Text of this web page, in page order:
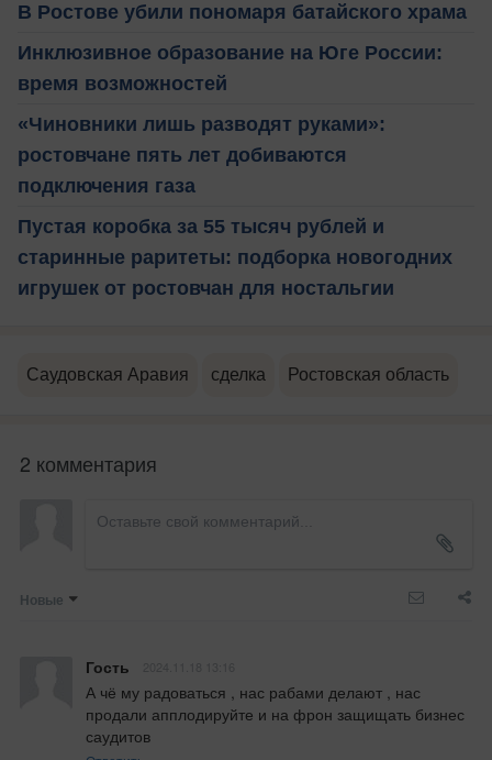
В Ростове убили пономаря батайского храма
Инклюзивное образование на Юге России:
время возможностей
«Чиновники лишь разводят руками»:
ростовчане пять лет добиваются
подключения газа
Пустая коробка за 55 тысяч рублей и
старинные раритеты: подборка новогодних
игрушек от ростовчан для ностальгии
Саудовская Аравия сделка Ростовская область
2 комментария
Новые
Гость
А чё му радоваться , нас рабами делают , нас
продали апплодируйте и на фрон защищать бизнес
саудитов